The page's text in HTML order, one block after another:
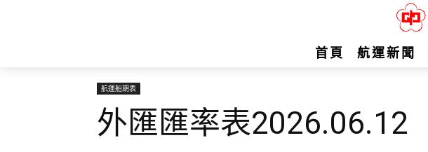
首頁 航運新聞
航運船期表
外匯匯率表2026.06.12